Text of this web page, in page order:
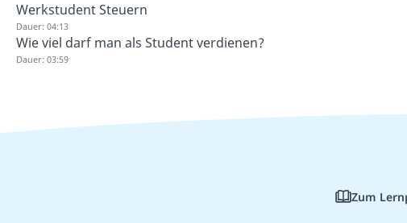
Werkstudent Steuern
Dauer: 04:13
Wie viel darf man als Student verdienen?
Dauer: 03:59
Zum